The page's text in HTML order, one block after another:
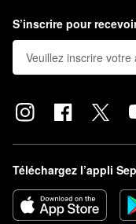
S’inscrire pour
Téléchargez l’appli